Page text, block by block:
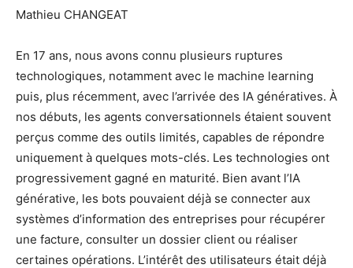
Mathieu CHANGEAT
En 17 ans, nous avons connu plusieurs ruptures
technologiques, notamment avec le machine learning
puis, plus récemment, avec l’arrivée des IA génératives. À
nos débuts, les agents conversationnels étaient souvent
perçus comme des outils limités, capables de répondre
uniquement à quelques mots-clés. Les technologies ont
progressivement gagné en maturité. Bien avant l’IA
générative, les bots pouvaient déjà se connecter aux
systèmes d’information des entreprises pour récupérer
une facture, consulter un dossier client ou réaliser
certaines opérations. L’intérêt des utilisateurs était déjà